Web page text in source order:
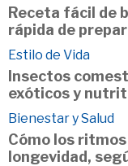
Receta fácil de
rápida de
Estilo de Vida
Insectos
exóticos y
Bienestar y Salud
Cómo los
longevidad,